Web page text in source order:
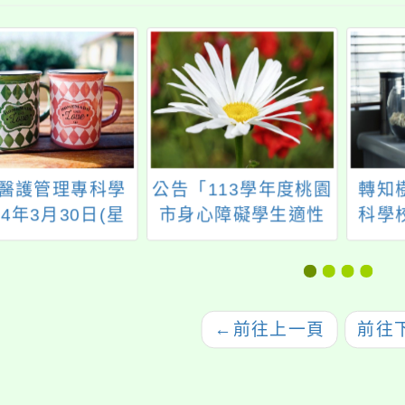
護管理專科學
年3月30日(星
理第二場五專
公告「113學年度桃園
市身心障礙學生適性
輔導安置」簡章
轉知
科學
← 前往上一頁 前往